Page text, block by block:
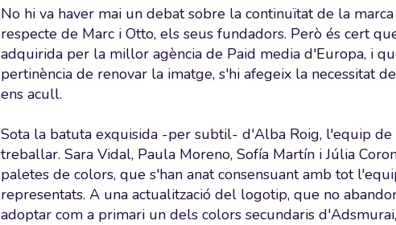
No hi va haver mai un debat sobre la continuïtat de la
respecte de Marc i Otto, els seus fundadors. Però és cert
adquirida per la millor agència de Paid media d'Europa, i
pertinència de renovar la imatge, s'hi afegeix la necessitat
ens acull.
Sota la batuta exquisida -per subtil- d'Alba Roig, l'equip
treballar. Sara Vidal, Paula Moreno, Sofía Martín i Júlia
paletes de colors, que s'han anat consensuant amb tot
representats. A una actualització del logotip, que no
adoptar com a primari un dels colors secundaris